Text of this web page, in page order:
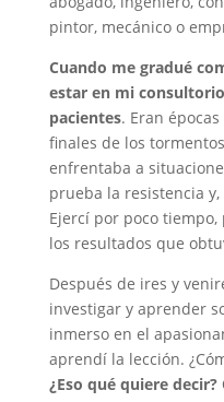
pintor, mecánico o
Cuando me gradué
estar en mi
pacientes. Eran
finales de los
enfrentaba a
prueba la resistencia
Ejercí por poco
los resultados que
Después de ires y
investigar y aprender
inmerso en el
aprendí la lección.
¿Eso qué quiere